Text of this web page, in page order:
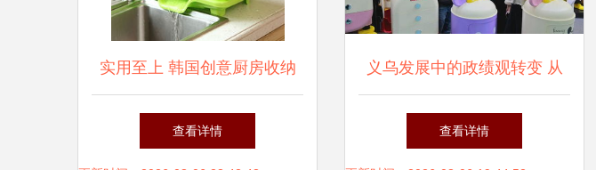
实用至上 韩国创意厨房收纳
小百货，点缀现代家庭日常
查看详情
义乌发展中的政绩观转变 从
小商品到大市场的合作篇章
查看详情